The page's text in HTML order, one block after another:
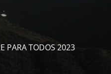
PARA TODOS 2023